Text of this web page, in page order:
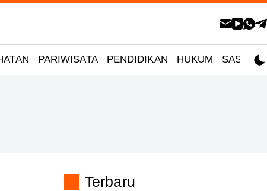
PARIWISATA PENDIDIKAN HUKUM SASTRA
Terbaru